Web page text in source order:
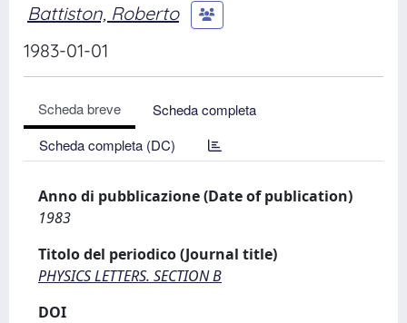
Battiston, Roberto
1983-01-01
Scheda breve
Scheda completa
Scheda completa (DC)
Anno di pubblicazione (Date of publication)
1983
Titolo del periodico (Journal title)
PHYSICS LETTERS. SECTION B
DOI